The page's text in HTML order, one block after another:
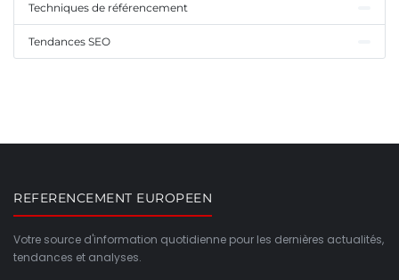
Techniques de référencement
Tendances SEO
REFERENCEMENT EUROPEEN
Votre source d'information quotidienne pour les dernières actualités,
tendances et analyses.